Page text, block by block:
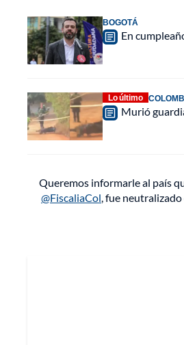
BOGOTÁ
En
Lo último
Murió
Queremos informarle al país
@FiscaliaCol, fue neutralizado